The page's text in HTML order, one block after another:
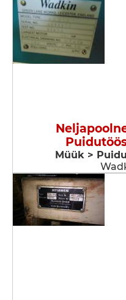
Müük >